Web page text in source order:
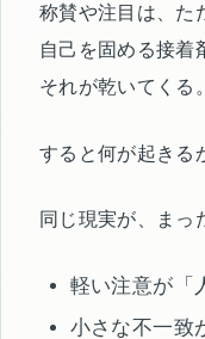
称賛や注目は、た
自己を固める接着
それが乾いてくる。
すると何が起きる
同じ現実が、まっ
軽い注意が「
小さな不一致